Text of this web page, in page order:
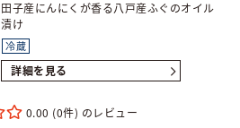
田子産にんにくが香る八戸産ふぐのオイル
漬け
冷蔵
詳細を見る
0.00 (0件)